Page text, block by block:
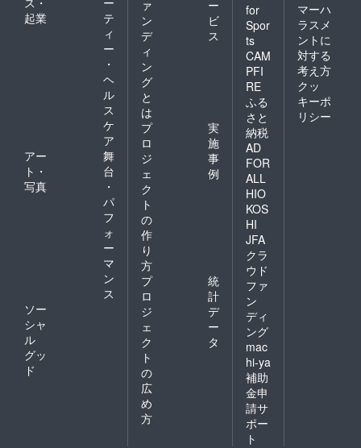
起業
テ
ィ
ー
・
ヘ
ル
ス
ケ
ア
アー
ト・
写真
舞
台
・
パ
フ
ォ
ー
マ
ン
ス
ソー
シャ
ル
グッ
ド
ァ
ン
デ
ィ
ン
グ
と
は
ー
ビ
ス
プ
ロ
ジ
ェ
ク
ト
の
作
り
方
実
施
事
例
プ
ロ
ジ
ェ
ク
ト
の
広
め
方
統
計
デ
ー
タ
for
Spor
ts
CAM
PFI
RE
ふる
さと
納税
AD
FOR
ALL
HIO
KOS
HI
JFA
クラ
ウド
ファ
ン
ディ
ング
mac
hi-ya
補助
金申
請サ
ポー
ト
マーハ
ラスメ
ントに
対する
考え方
クッ
キーポ
リシー